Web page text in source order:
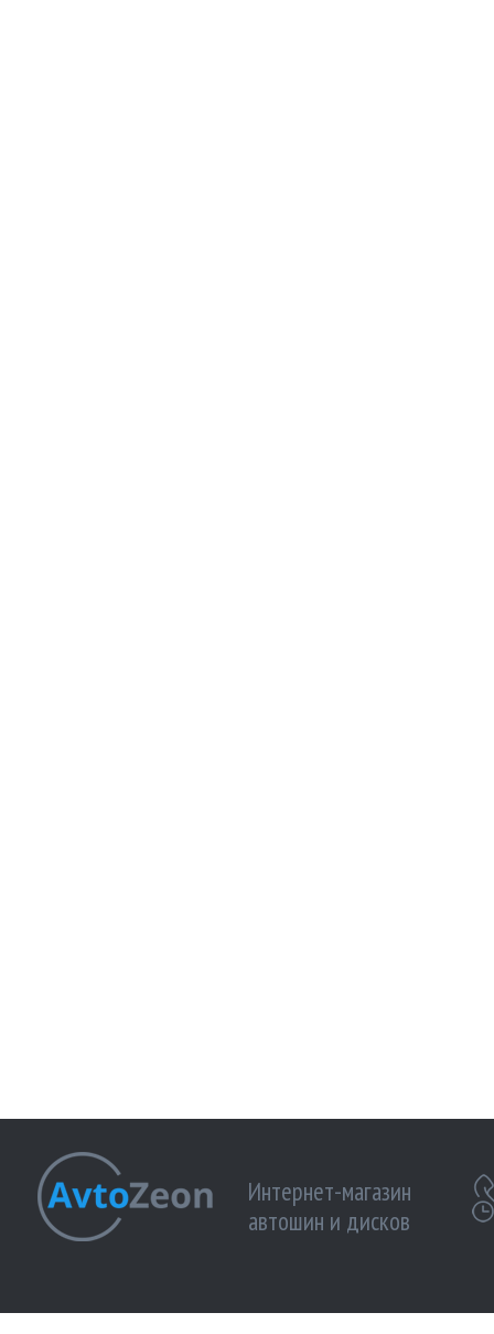
Интернет-магазин
автошин и дисков